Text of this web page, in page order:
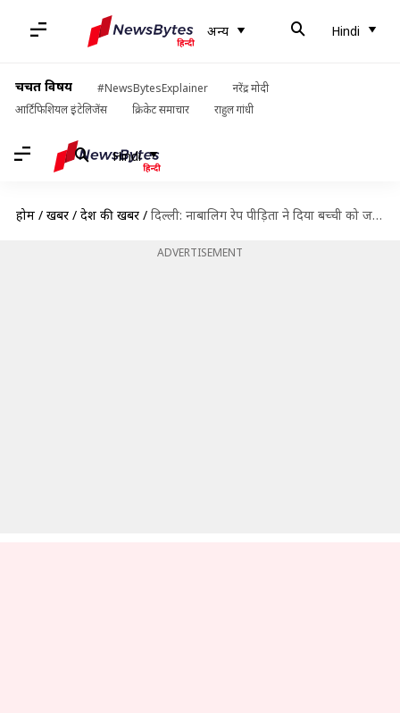
अन्य Hindi
चर्चित विषय #NewsBytesExplainer
नरेंद्र मोदी
आर्टिफिशियल इंटेलिजेंस
क्रिकेट समाचार राहुल गांधी
Hindi
होम / खबरें / देश की खबरें / दिल्ली: नाबालिग रेप पीड़िता ने दिया बच्ची को जन्म, पुलिस ने आरोपी को किया गिरफ्तार
ADVERTISEMENT